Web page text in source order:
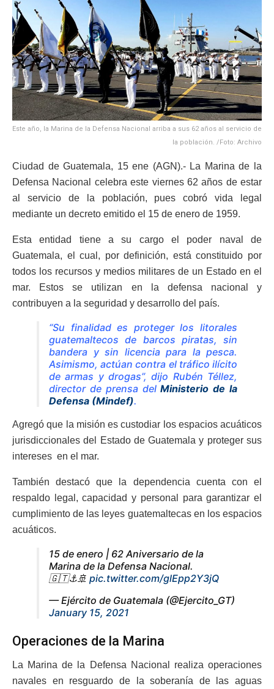
Este año, la Marina de la Defensa Nacional arriba a sus 62 años al servicio de
la población. /Foto: Archivo
Ciudad de Guatemala, 15 ene (AGN).- La Marina de la
Defensa Nacional celebra este viernes 62 años de estar
al servicio de la población, pues cobró vida legal
mediante un decreto emitido el 15 de enero de 1959.
Esta entidad tiene a su cargo el poder naval de
Guatemala, el cual, por definición, está constituido por
todos los recursos y medios militares de un Estado en el
mar. Estos se utilizan en la defensa nacional y
contribuyen a la seguridad y desarrollo del país.
“Su finalidad es proteger los litorales
guatemaltecos de barcos piratas, sin
bandera y sin licencia para la pesca.
Asimismo, actúan contra el tráfico ilícito
de armas y drogas”, dijo Rubén Téllez,
director de prensa delMinisterio de la
Defensa (Mindef).
Agregó que la misión es custodiar los espacios acuáticos
jurisdiccionales del Estado de Guatemala y proteger sus
intereses en el mar.
También destacó que la dependencia cuenta con el
respaldo legal, capacidad y personal para garantizar el
cumplimiento de las leyes guatemaltecas en los espacios
acuáticos.
15 de enero | 62 Aniversario de la
Marina de la Defensa Nacional.
🇬🇹⚓🚢 pic.twitter.com/glEpp2Y3jQ
— Ejército de Guatemala (@Ejercito_GT)
January 15, 2021
Operaciones de la Marina
La Marina de la Defensa Nacional realiza operaciones
navales en resguardo de la soberanía de las aguas